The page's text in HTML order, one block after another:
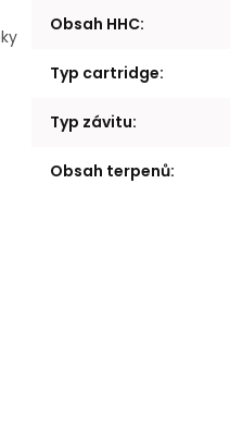
Obsah HHC:
Typ cartridge:
Typ závitu:
Obsah terpenů: